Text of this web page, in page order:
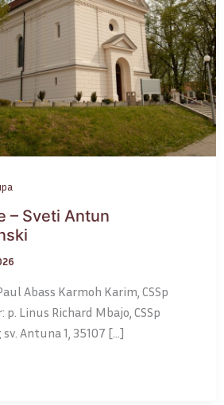
– Sveti Antun
Abass Karmoh Karim, CSSp
p. Linus Richard Mbajo, CSSp
sv. Antuna 1, 35107 […]